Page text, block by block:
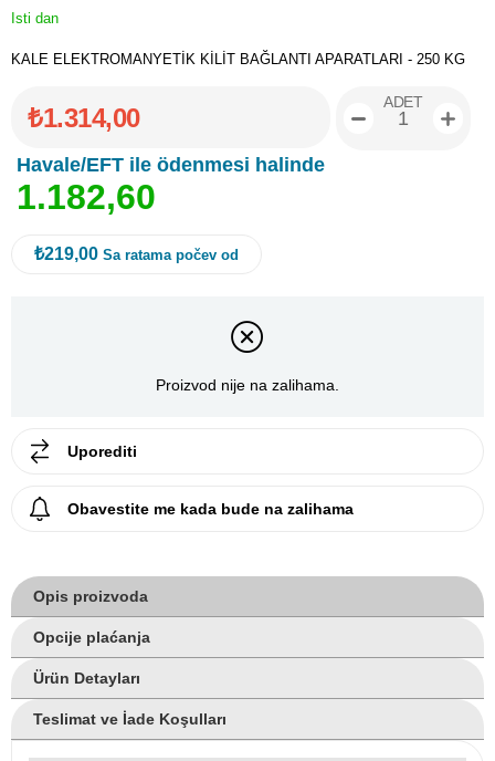
Isti dan
KALE ELEKTROMANYETİK KİLİT BAĞLANTI APARATLARI - 250 KG
₺1.314,00
Havale/EFT ile ödenmesi halinde
1.182,60
ADET
₺219,00 Sa ratama počev od
Proizvod nije na zalihama.
Uporediti
Obavestite me kada bude na zalihama
Opis proizvoda
Opcije plaćanja
Ürün Detayları
Teslimat ve İade Koşulları